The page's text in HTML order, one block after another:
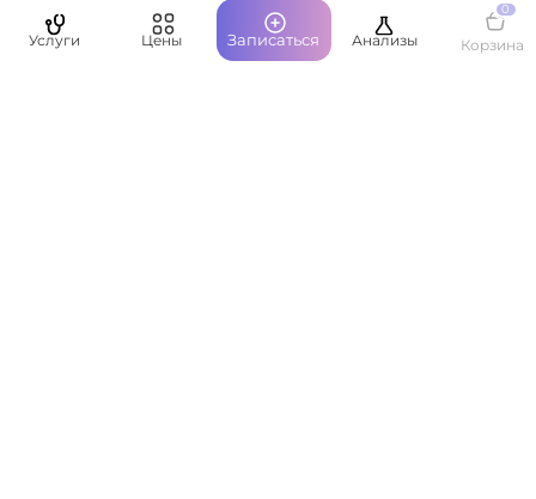
Услуги Цены Записаться Анализы
0
Корзина